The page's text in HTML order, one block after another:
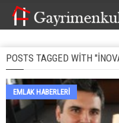
POSTS TAGGED WITH
EMLAK HABERLERI